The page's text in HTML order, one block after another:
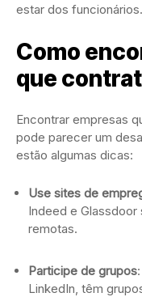
estar dos funcionários.
Como
que
Encontrar empresas
pode parecer um
estão algumas dicas:
Use sites de
Indeed e Glassdoor
remotas.
Participe de grupos
LinkedIn, têm